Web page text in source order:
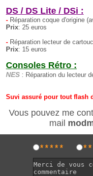
DS / DS Lite / DSi :
- Réparation coque d'origine
Prix: 25 euros
- Réparation lecteur de
Prix: 15 euros
Consoles Rétro :
NES : Réparation du lecteur
Suvi assuré pour tout flash
Vous pouvez me
mail
*****